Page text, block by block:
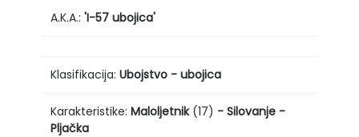
A.K.A.: 'I-57 ubojica'
Klasifikacija: Ubojstvo - ubojica
Karakteristike: Maloljetnik(17) - Silovanje -
Pljačka